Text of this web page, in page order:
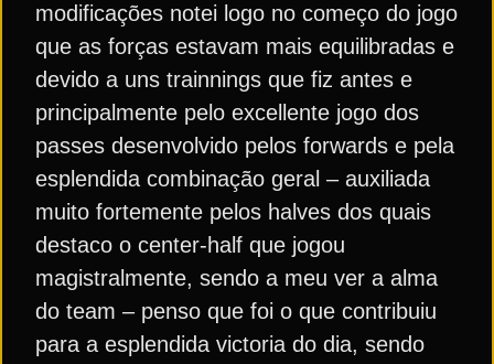
modificações notei logo no começo do jogo
que as forças estavam mais equilibradas e
devido a uns trainnings que fiz antes e
principalmente pelo excellente jogo dos
passes desenvolvido pelos forwards e pela
esplendida combinação geral – auxiliada
muito fortemente pelos halves dos quais
destaco o center-half que jogou
magistralmente, sendo a meu ver a alma
do team – penso que foi o que contribuiu
para a esplendida victoria do dia, sendo